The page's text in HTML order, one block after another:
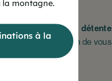
la montagne.
à la
qui mêle
sport, détente
prenez soin de vous